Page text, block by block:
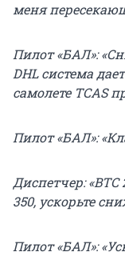
меня
Пилот «БАЛ»:
DHL система
самолете TCAS
Пилот «БАЛ»:
Диспетчер:
350, ускорьте
Пилот «БАЛ»: